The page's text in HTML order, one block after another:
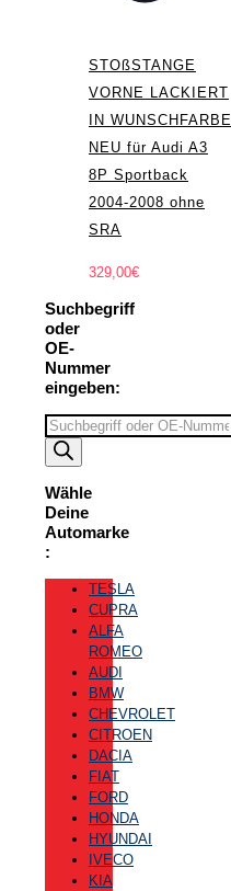
STOßSTANGE
VORNE LACKIERT
IN WUNSCHFARBE
NEU für Audi A3
8P Sportback
2004-2008 ohne
SRA
329,00€
Suchbegriff
oder
OE-
Nummer
eingeben:
Suchbegriff
eingeben
Wähle
Deine
Automarke
:
TESLA
CUPRA
ALFA
ROMEO
AUDI
BMW
CHEVROLET
CITROEN
DACIA
FIAT
FORD
HONDA
HYUNDAI
IVECO
KIA